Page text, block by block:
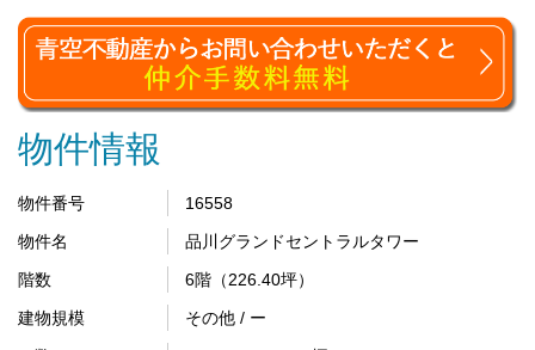
物件情報
物件番号
16558
物件名
品川グランドセントラルタワー
階数
6階（226.40坪）
建物規模
その他 / ー